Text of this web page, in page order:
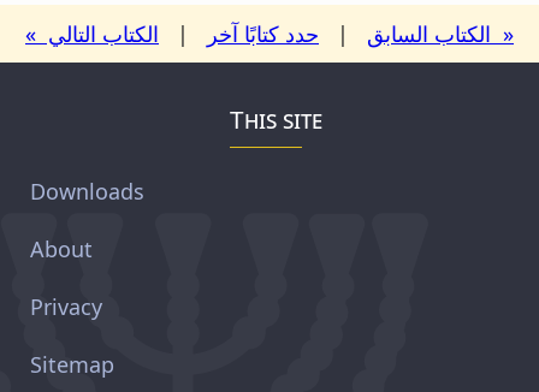
« الكتاب السابق | حدد كتابًا آخر | الكتاب التالي »
This site
Downloads
About
Privacy
Sitemap